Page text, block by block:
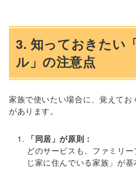
3. 知っておきたい
ル」の注意点
家族で使いたい場合に、覚えてお
があります。
「同居」が原則：
どのサービスも、ファミリ
じ家に住んでいる家族」が基